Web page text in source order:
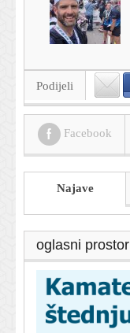
Podijeli
Facebook
Najave
oglasni prostor